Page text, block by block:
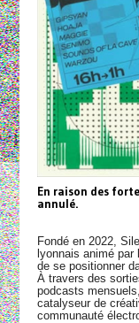
En raison des
annulé.
Fondé en 2022,
lyonnais animé par
de se positionner
À travers des
podcasts
catalyseur de
communauté